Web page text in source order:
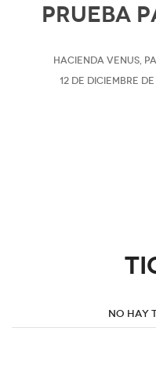
Prueba
Hacienda Venus,
12 de diciembre de
No hay